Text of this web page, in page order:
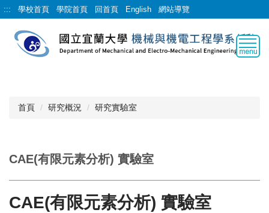
跳
到
::: 學校首頁 學院首頁 回首頁 English 網站導覽
首頁 研究概況 研究實驗室
CAE(有限元素分析) 實驗室
CAE(有限元素分析) 實驗室